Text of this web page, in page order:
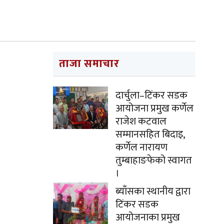
ताजा समाचार
दार्चुला–टिंकर सडक
आयोजना प्रमुख कर्णेल
राजेश कटवाल
सम्मानसहित बिदाइ,
कर्णेल नारायण
तुम्बाहाङफेको स्वागत
।
ब्याँसका स्थानीय द्वारा
टिंकर सडक
आयोजनाका प्रमुख